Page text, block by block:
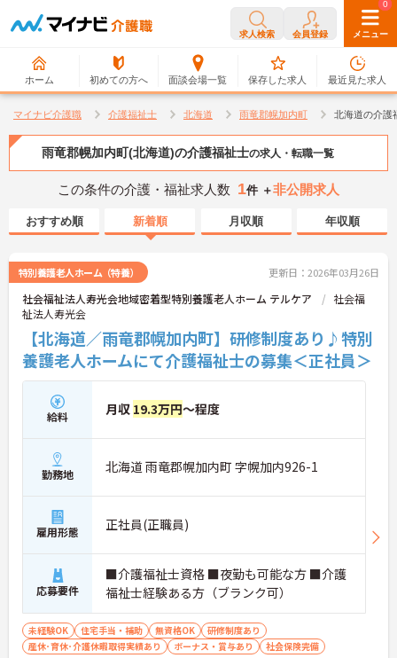
求人検索 会員登録 メニュー
ホーム 初めての方へ 面談会場一覧
0
保存した求人
0
最近見た求人
マイナビ介護職 介護福祉士 北海道 雨竜郡幌加内町 北海道の介護
雨竜郡幌加内町(北海道)の介護福祉士の求人・転職一覧
この条件の介護・福祉求人数 1件 ＋非公開求人
おすすめ順 新着順 月収順 年収順
特別養護老人ホーム（特養） 更新日：2026年03月26日
社会福祉法人寿光会地域密着型特別養護老人ホーム テルケア
社会福
祉法人寿光会
【北海道／雨竜郡幌加内町】研修制度あり♪特別
養護老人ホームにて介護福祉士の募集＜正社員＞
給料 月収 19.3万円～程度
勤務地 北海道 雨竜郡幌加内町 字幌加内926-1
雇用形態 正社員(正職員)
応募要件
■介護福祉士資格 ■夜勤も可能な方 ■介護
福祉士経験ある方（ブランク可）
未経験OK 住宅手当・補助 無資格OK
研修制度あり
産休･育休･介護休暇取得実績あり
ボーナス・賞与あり 社会保険完備